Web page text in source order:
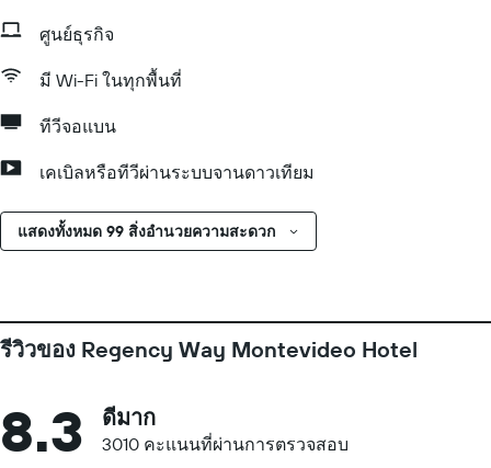
ศูนย์ธุรกิจ
มี Wi-Fi ในทุกพื้นที่
ทีวีจอแบน
เคเบิลหรือทีวีผ่านระบบจานดาวเทียม
แสดงทั้งหมด 99 สิ่งอำนวยความสะดวก
รีวิวของ Regency Way Montevideo Hotel
8.3 ดีมาก
3010 คะแนนที่ผ่านการตรวจสอบ